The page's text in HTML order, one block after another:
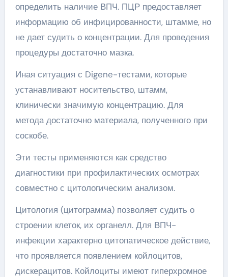
определить наличие ВПЧ. ПЦР предоставляет
информацию об инфицированности, штамме, но
не дает судить о концентрации. Для проведения
процедуры достаточно мазка.
Иная ситуация с Digene-тестами, которые
устанавливают носительство, штамм,
клинически значимую концентрацию. Для
метода достаточно материала, полученного при
соскобе.
Эти тесты применяются как средство
диагностики при профилактических осмотрах
совместно с цитологическим анализом.
Цитология (цитограмма) позволяет судить о
строении клеток, их органелл. Для ВПЧ-
инфекции характерно цитопатическое действие,
что проявляется появлением койлоцитов,
дискерацитов. Койлоциты имеют гиперхромное